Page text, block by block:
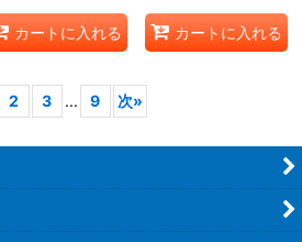
カートに入れる カートに入れる
2 3 ... 9 次»